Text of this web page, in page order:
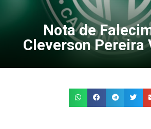
Nota de
Cleverson Pereira